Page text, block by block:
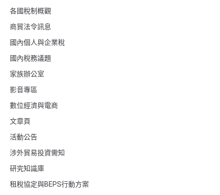
各國稅制概觀
商貿法令訊息
國內個人與企業稅
國內稅務議題
家族辦公室
影音專區
數位經濟與電商
文章頁
活動公告
涉外貿易投資需知
研究知識庫
租稅協定與BEPS行動方案